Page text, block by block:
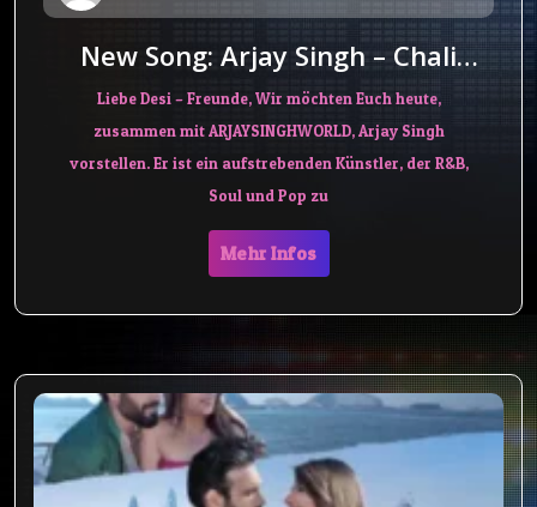
New Song: Arjay Singh – Chali
Jaa
Liebe Desi – Freunde, Wir möchten Euch heute,
zusammen mit ARJAYSINGHWORLD, Arjay Singh
vorstellen. Er ist ein aufstrebenden Künstler, der R&B,
Soul und Pop zu
Mehr Infos